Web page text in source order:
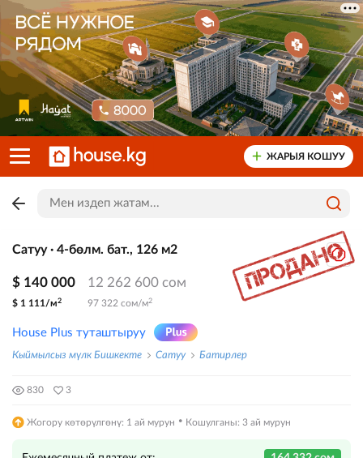
ЖАРЫЯ КОШУУ
Сатуу · 4-бөлм. бат., 126 м2
$ 140 000 12 262 600 сом
$ 1 111/м2 97 322 сом/м2
House Plus туташтыруу
Кыймылсыз мүлк Бишкекте Сатуу Батирлер
830 3
Жогору көтөрүлгөнү: 1 ай мурун · Кошулганы: 3 ай мурун